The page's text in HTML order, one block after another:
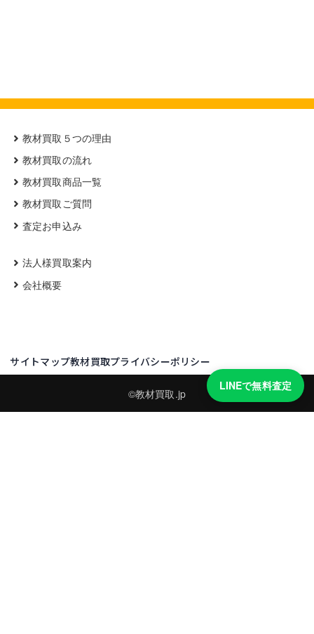
教材買取５つの理由
教材買取の流れ
教材買取商品一覧
教材買取ご質問
査定お申込み
法人様買取案内
会社概要
サイトマップ教材買取プライバシーポリシー
©教材買取.jp
LINEで無料査定